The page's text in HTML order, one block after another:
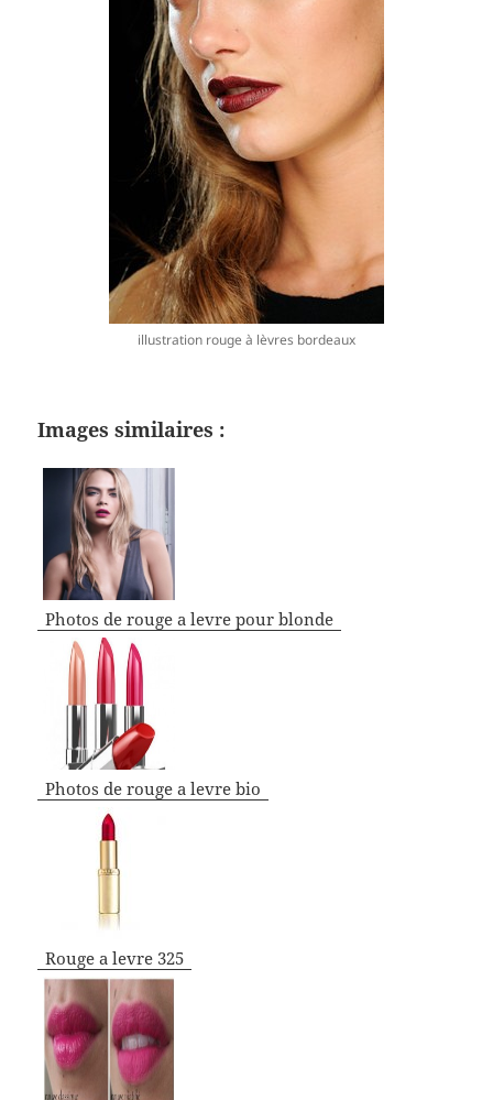
illustration rouge à lèvres bordeaux
Images similaires :
Photos de rouge a levre pour blonde
Photos de rouge a levre bio
Rouge a levre 325